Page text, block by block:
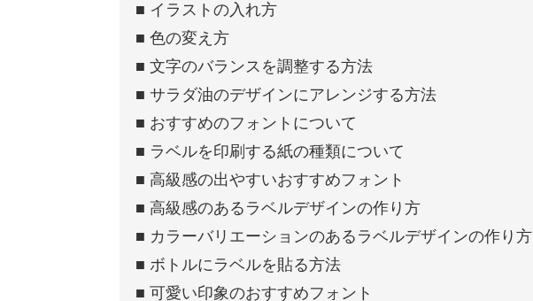
■ イラストの入れ方
■ 色の変え方
■ 文字のバランスを調整する方法
■ サラダ油のデザインにアレンジする方法
■ おすすめのフォントについて
■ ラベルを印刷する紙の種類について
■ 高級感の出やすいおすすめフォント
■ 高級感のあるラベルデザインの作り方
■ カラーバリエーションのあるラベルデザインの作り方
■ ボトルにラベルを貼る方法
■ 可愛い印象のおすすめフォント